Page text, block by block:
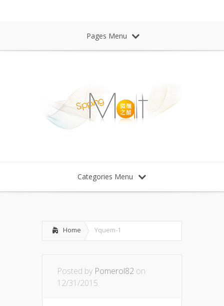
Pages Menu
Categories Menu
Home Yquem-1
Posted by Pomerol82 on
12/31/2015